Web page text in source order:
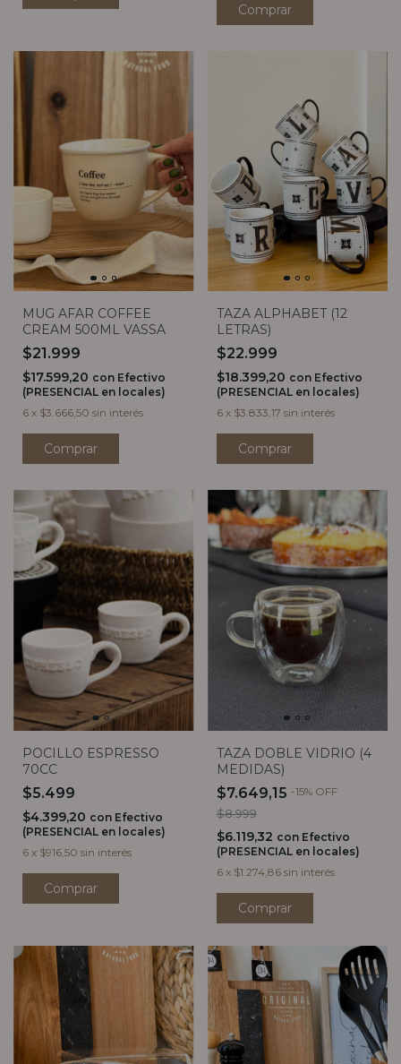
MUG AFAR COFFEE
CREAM 500ML VASSA
$21.999
$17.599,20 con Efectivo
(PRESENCIAL en locales)
6 x $3.666,50 sin interés
TAZA ALPHABET (12
LETRAS)
$22.999
$18.399,20 con Efectivo
(PRESENCIAL en locales)
6 x $3.833,17 sin interés
Comprar
POCILLO ESPRESSO
70CC
$5.499
$4.399,20 con Efectivo
(PRESENCIAL en locales)
6 x $916,50 sin interés
TAZA DOBLE VIDRIO (4
MEDIDAS)
$7.649,15 -15% OFF
$8.999
$6.119,32 con Efectivo
(PRESENCIAL en locales)
6 x $1.274,86 sin interés
Comprar